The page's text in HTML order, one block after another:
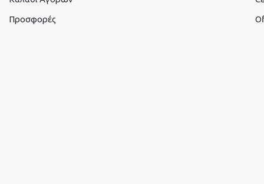
Προσφορές